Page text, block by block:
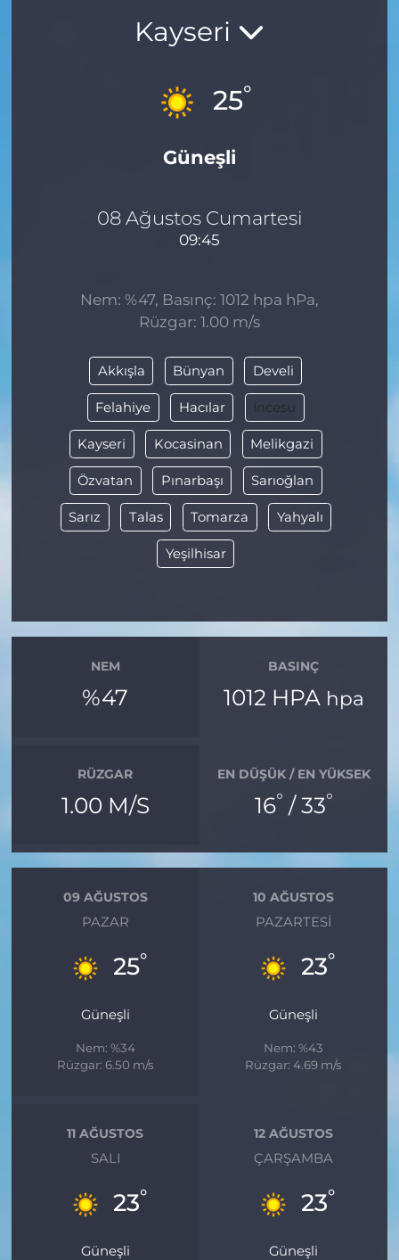
Kayseri
25°
Güneşli
08 Ağustos Cumartesi
09:45
Nem: %47, Basınç: 1012 hpa hPa,
Rüzgar: 1.00 m/s
Akkışla Bünyan Develi
Felahiye Hacılar İncesu
Kayseri Kocasinan Melikgazi
Özvatan Pınarbaşı Sarıoğlan
Sarız Talas Tomarza Yahyalı
Yeşilhisar
NEM
%47
BASINÇ
1012 HPA hpa
RÜZGAR
1.00 M/S
EN DÜŞÜK / EN YÜKSEK
16° / 33°
09 AĞUSTOS
PAZAR
25°
Güneşli
Nem: %34
Rüzgar: 6.50 m/s
10 AĞUSTOS
PAZARTESI
23°
Güneşli
Nem: %43
Rüzgar: 4.69 m/s
11 AĞUSTOS
SALI
23°
Güneşli
12 AĞUSTOS
ÇARŞAMBA
23°
Güneşli
GÜNCEL